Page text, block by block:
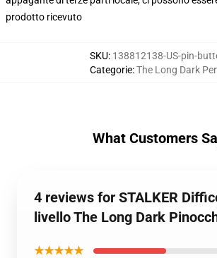
prodotto ricevuto
SKU: 138812138-US-pin-
Categorie:The Long Dark
What Customers
4 reviews for STALKER
livello The Long Dark
★★★★★